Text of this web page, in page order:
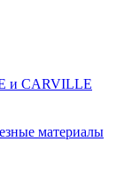
и CARVILLE
материалы